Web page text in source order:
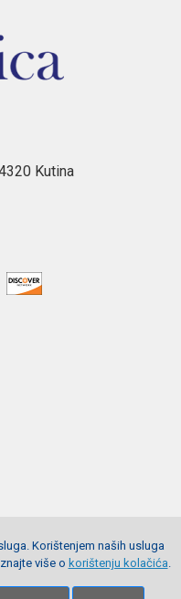
Kutina
Korištenjem naših usluga
više o korištenju kolačića.